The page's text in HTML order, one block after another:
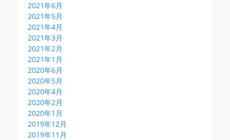
2021年6月
2021年5月
2021年4月
2021年3月
2021年2月
2021年1月
2020年6月
2020年5月
2020年4月
2020年2月
2020年1月
2019年12月
2019年11月